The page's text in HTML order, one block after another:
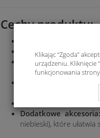
Cechy produktu:
Funkcja push:
Szybkie i wydajne
systemowi
Łatwe
ułatwia transport i
Różowo-
Dodatkowe akcesoria:
niebieski), które
Klikając “Zgoda”
urządzeniu. Kliknięcie
funkcjonowania